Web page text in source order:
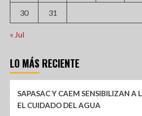
30 31
« Jul
LO MÁS RECIENTE
SAPASAC Y CAEM SENSIBILIZAN A
EL CUIDADO DEL AGUA